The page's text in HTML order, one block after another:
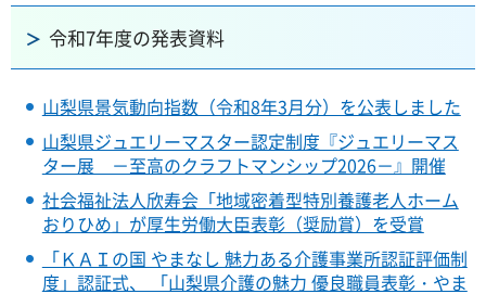
令和7年度の発表資料
山梨県景気動向指数（令和8年3月分）を公表しました
山梨県ジュエリーマスター認定制度『ジュエリーマス
ター展 －至高のクラフトマンシップ2026－』開催
社会福祉法人欣寿会「地域密着型特別養護老人ホーム
おりひめ」が厚生労働大臣表彰（奨励賞）を受賞
「ＫＡＩの国 やまなし 魅力ある介護事業所認証評価制
度」認証式、 「山梨県介護の魅力 優良職員表彰・やま